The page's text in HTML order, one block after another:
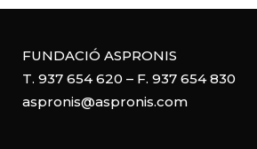
FUNDACIÓ ASPRONIS
T. 937 654 620 – F. 937 654 830
aspronis@aspronis.com